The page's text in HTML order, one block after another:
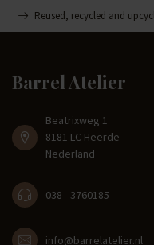
Reused, recycled and
Barrel Atelier
Beatrixweg 1
8181 LC Heerde
Nederland
038 - 3760185
info@barrelatelier.nl